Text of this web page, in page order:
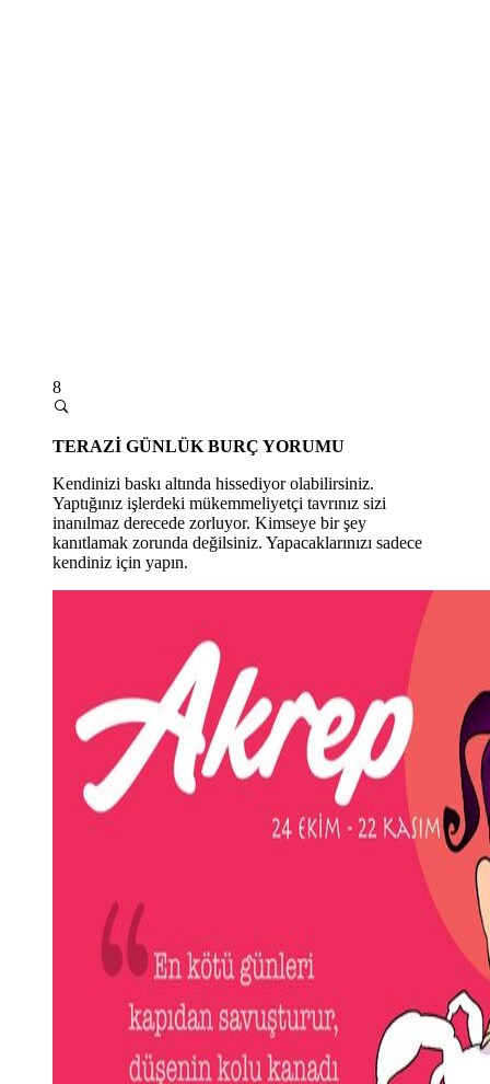
8
TERAZİ GÜNLÜK BURÇ YORUMU
Kendinizi baskı altında hissediyor olabilirsiniz.
Yaptığınız işlerdeki mükemmeliyetçi tavrınız sizi
inanılmaz derecede zorluyor. Kimseye bir şey
kanıtlamak zorunda değilsiniz. Yapacaklarınızı sadece
kendiniz için yapın.